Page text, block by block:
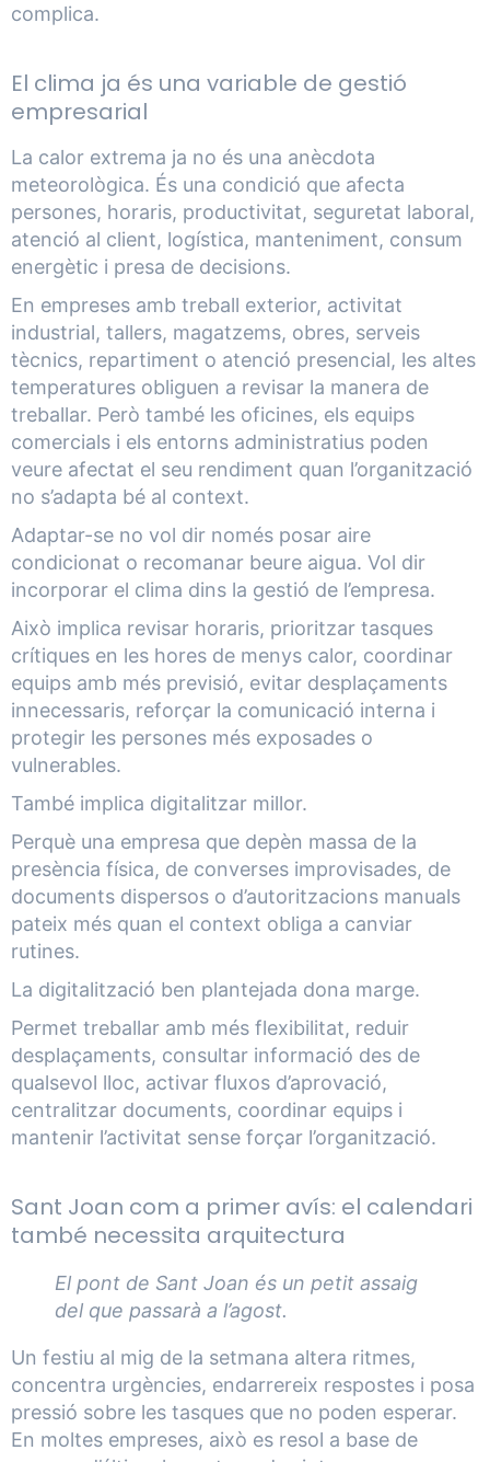
complica.
El clima ja és una variable de gestió
empresarial
La calor extrema ja no és una anècdota
meteorològica. És una condició que afecta
persones, horaris, productivitat, seguretat laboral,
atenció al client, logística, manteniment, consum
energètic i presa de decisions.
En empreses amb treball exterior, activitat
industrial, tallers, magatzems, obres, serveis
tècnics, repartiment o atenció presencial, les altes
temperatures obliguen a revisar la manera de
treballar. Però també les oficines, els equips
comercials i els entorns administratius poden
veure afectat el seu rendiment quan l’organització
no s’adapta bé al context.
Adaptar-se no vol dir només posar aire
condicionat o recomanar beure aigua. Vol dir
incorporar el clima dins la gestió de l’empresa.
Això implica revisar horaris, prioritzar tasques
crítiques en les hores de menys calor, coordinar
equips amb més previsió, evitar desplaçaments
innecessaris, reforçar la comunicació interna i
protegir les persones més exposades o
vulnerables.
També implica digitalitzar millor.
Perquè una empresa que depèn massa de la
presència física, de converses improvisades, de
documents dispersos o d’autoritzacions manuals
pateix més quan el context obliga a canviar
rutines.
La digitalització ben plantejada dona marge.
Permet treballar amb més flexibilitat, reduir
desplaçaments, consultar informació des de
qualsevol lloc, activar fluxos d’aprovació,
centralitzar documents, coordinar equips i
mantenir l’activitat sense forçar l’organització.
Sant Joan com a primer avís: el calendari
també necessita arquitectura
El pont de Sant Joan és un petit assaig
del que passarà a l’agost.
Un festiu al mig de la setmana altera ritmes,
concentra urgències, endarrereix respostes i posa
pressió sobre les tasques que no poden esperar.
En moltes empreses, això es resol a base de